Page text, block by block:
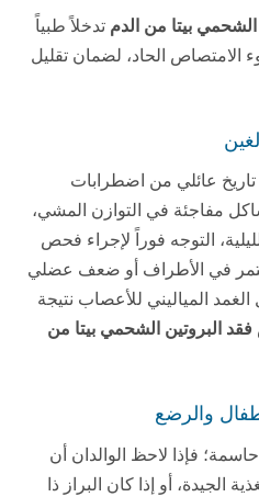
الشحمي بيتا من الدم تدخلاً طبياً
الامتصاص الحاد، لضمان تقليل
تاريخ عائلي من اضطرابات
مفاجئة في التوازن المشي،
التوجه فوراً لإجراء فحص
في الأطراف أو ضعف عضلي
المياليني للأعصاب نتيجة
فقد البروتين الشحمي بيتا من
والرضع
فإذا لاحظ الوالدان أن
الجيدة، أو إذا كان البراز ذا